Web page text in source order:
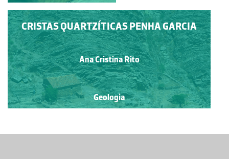
CRISTAS QUARTZÍTICAS PENHA GARCIA
Ana Cristina Rito
Geologia